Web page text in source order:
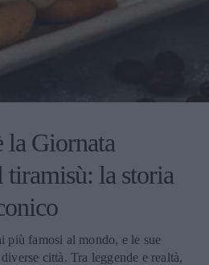
la Giornata
la storia
più famosi al mondo, e le sue
città. Tra leggende e realtà,